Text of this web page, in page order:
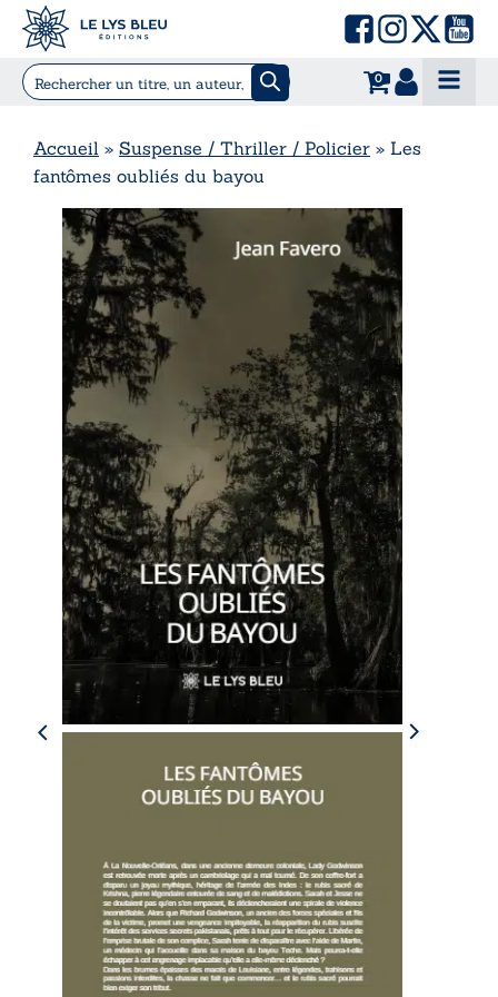
0
Accueil » Suspense / Thriller / Policier » Les
fantômes oubliés du bayou